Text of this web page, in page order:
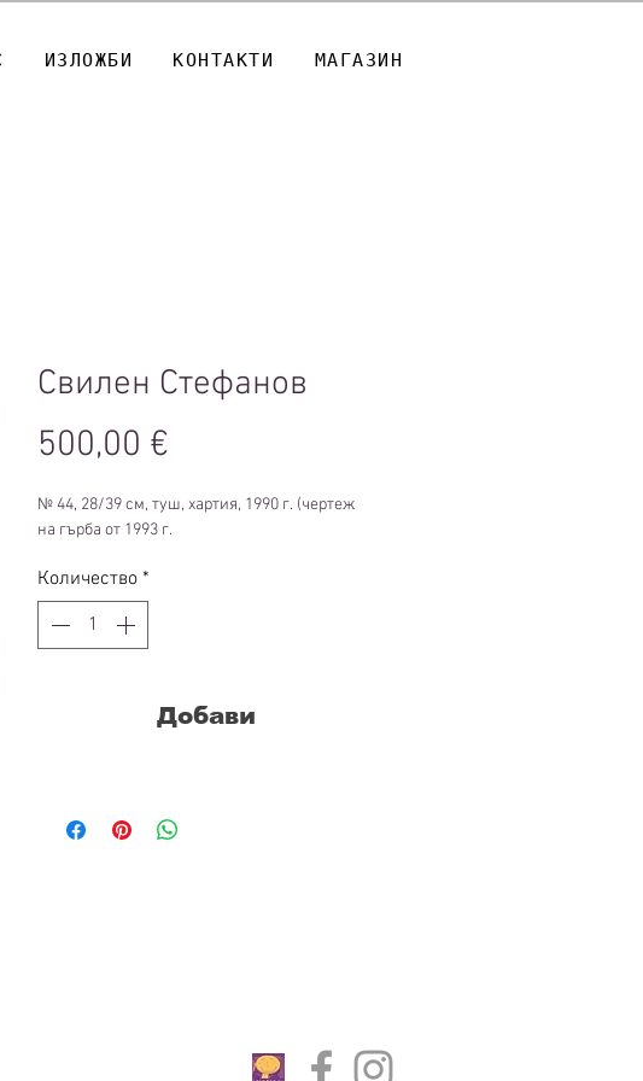
ИЗЛОЖБИ КОНТАКТИ МАГАЗИН
Свилен Стефанов
500,00 €
№ 44, 28/39 см, туш, хартия, 1990 г. (чертеж
на гърба от 1993 г.
Количество *
Добави